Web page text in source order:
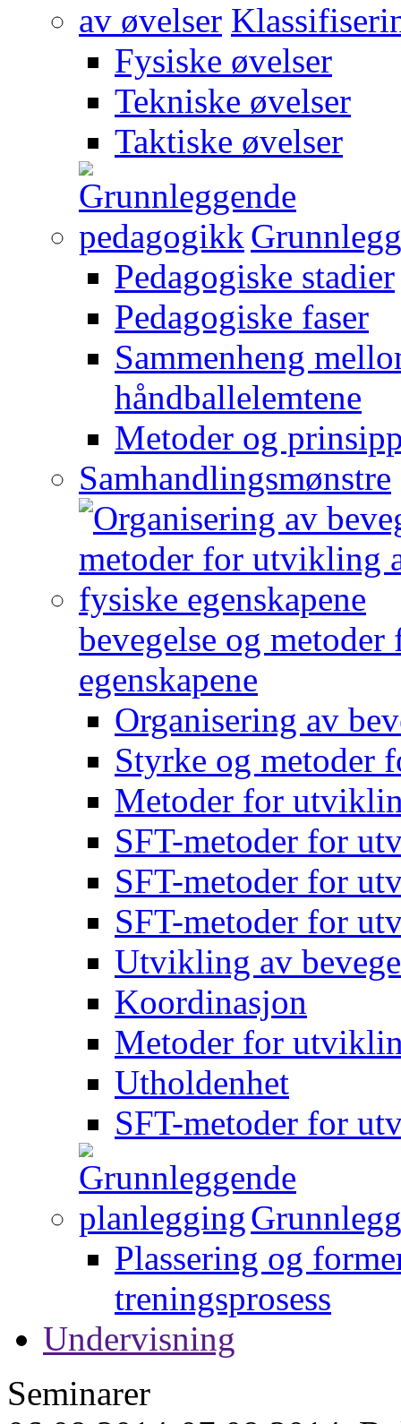
Fysiske øvelser
Tekniske øvelser
Taktiske øvelser
Pedagogiske stadier
Pedagogiske faser
Sammenheng
håndballelemtene
Metoder og
Samhandlingsmønstre
bevegelse og
egenskapene
Organisering av
Styrke og metoder
Metoder for
SFT-metoder for
SFT-metoder for
SFT-metoder for
Utvikling av
Koordinasjon
Metoder for
Utholdenhet
SFT-metoder for
Plassering og
treningsprosess
Undervisning
Seminarer